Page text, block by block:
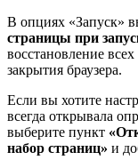
В опциях «Запуск»
страницы при
восстановление
закрытия браузера.
Если вы хотите
всегда открывала
выберите пункт
набор страниц» и